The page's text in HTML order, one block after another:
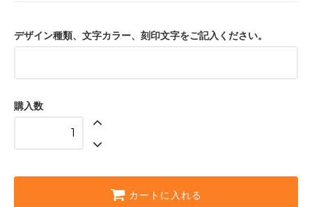
デザイン種類、文字カラー、刻印文字をご記入ください。
購入数
カートに入れる